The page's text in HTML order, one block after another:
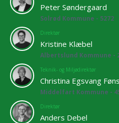
Peter Søndergaard
Solrød Kommune - 5272
Direktør
Kristine Klæbel
Albertslund Kommune -
Teknik- og Miljødirektør
Christina Egsvang Føns
Middelfart Kommune -
Direktør
Anders Debel